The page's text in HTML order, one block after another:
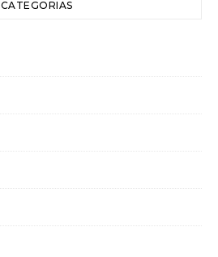
CATEGORIAS